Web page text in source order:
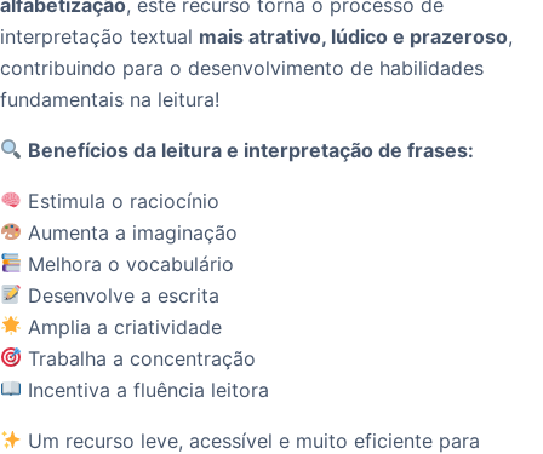
interpretação textual mais atrativo, lúdico e prazeroso,
contribuindo para o desenvolvimento de habilidades
fundamentais na leitura!
Benefícios da leitura e interpretação de frases:
Estimula o raciocínio
Aumenta a imaginação
Melhora o vocabulário
Desenvolve a escrita
Amplia a criatividade
Trabalha a concentração
Incentiva a fluência leitora
Um recurso leve, acessível e muito eficiente para